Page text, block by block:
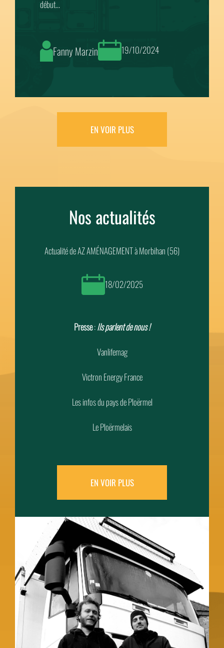
19/10/2024 Lionel
EN VOIR PLUS
Nos actualités
Actualité de AZ AMÉNAGEMENT à Morbihan (56)
18/02/2025
Presse:Ils parlent de nous !
Vanlifemag
Victron Energy France
Les infos du pays de Ploërmel
Le Ploërmelais
EN VOIR PLUS